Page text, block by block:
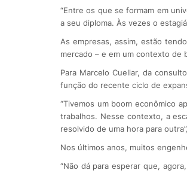
“Entre os que se formam em
a seu diploma. Às vezes o
As empresas, assim, estão
mercado – e em um contexto de
Para Marcelo Cuellar, da
função do recente ciclo de
“Tivemos um boom econômico
trabalhos. Nesse contexto, a
resolvido de uma hora para
Nos últimos anos, muitos
“Não dá para esperar que,